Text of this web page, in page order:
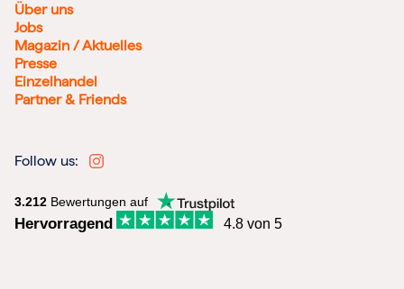
Über uns
Jobs
Magazin / Aktuelles
Presse
Einzelhandel
Partner & Friends
Follow us:
3.212 Bewertungen auf
Hervorragend 4.8 von 5